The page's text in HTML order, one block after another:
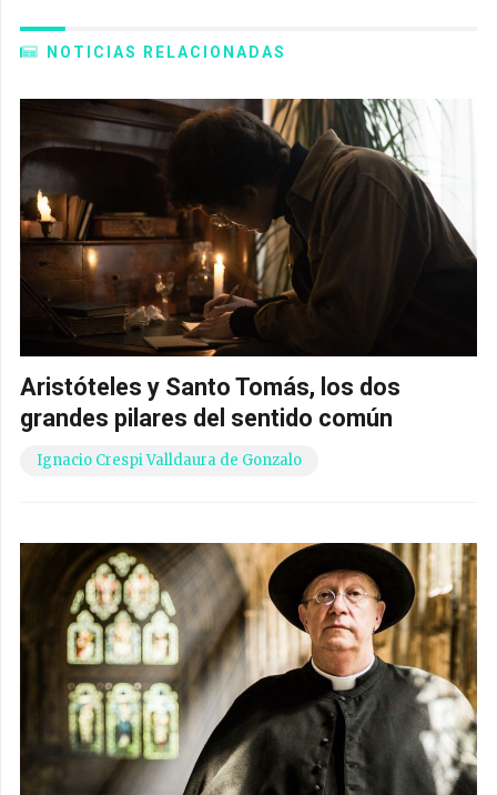
NOTICIAS RELACIONADAS
Aristóteles y Santo Tomás, los dos
grandes pilares del sentido común
Ignacio Crespi Valldaura de Gonzalo